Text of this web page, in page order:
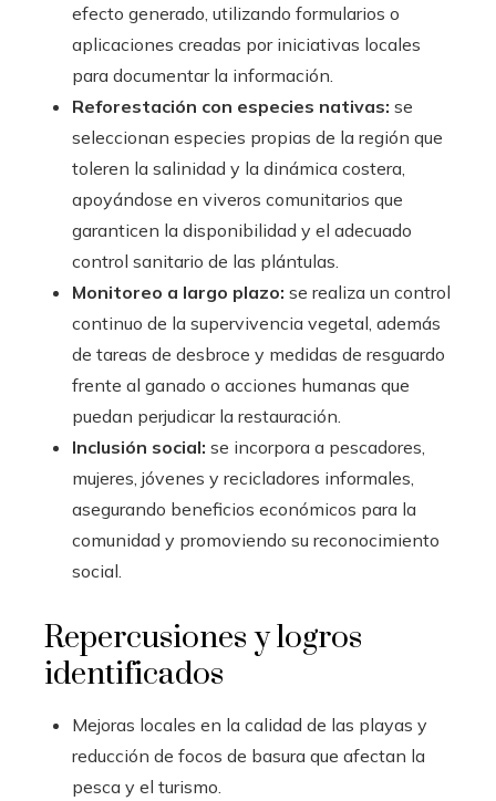
efecto generado, utilizando formularios o
aplicaciones creadas por iniciativas locales
para documentar la información.
Reforestación con especies nativas: se
seleccionan especies propias de la región que
toleren la salinidad y la dinámica costera,
apoyándose en viveros comunitarios que
garanticen la disponibilidad y el adecuado
control sanitario de las plántulas.
Monitoreo a largo plazo: se realiza un control
continuo de la supervivencia vegetal, además
de tareas de desbroce y medidas de resguardo
frente al ganado o acciones humanas que
puedan perjudicar la restauración.
Inclusión social: se incorpora a pescadores,
mujeres, jóvenes y recicladores informales,
asegurando beneficios económicos para la
comunidad y promoviendo su reconocimiento
social.
Repercusiones y logros
identificados
Mejoras locales en la calidad de las playas y
reducción de focos de basura que afectan la
pesca y el turismo.